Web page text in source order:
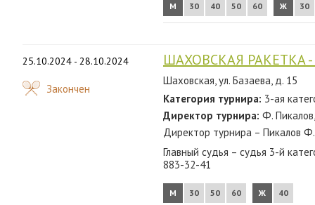
М 30 40 50 60 Ж 30
25.10.2024 - 28.10.2024
Закончен
ШАХОВСКАЯ РАКЕТКА -
Шаховская, ул. Базаева, д. 15
Категория турнира: 3-ая
Директор турнира: Ф.
Директор турнира – Пикалов
Главный судья – судья 3-й
883-32-41
М 30 50 60 Ж 40